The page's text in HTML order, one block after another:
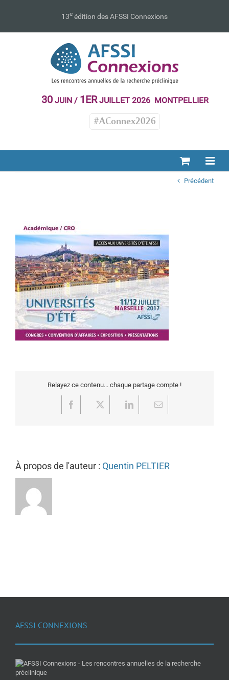
13e édition des AFSSI Connexions
30JUIN / 1ERJUILLET 2026 MONTPELLIER
#AConnex2026
Précédent
Relayez ce contenu... chaque partage compte !
Facebook LinkedInEmail
À propos de l'auteur : Quentin PELTIER
AFSSI CONNEXIONS